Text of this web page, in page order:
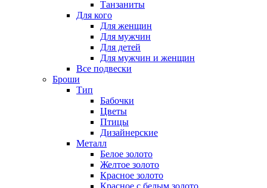
Танзаниты
Для кого
Для женщин
Для мужчин
Для детей
Для мужчин и женщин
Все подвески
Броши
Тип
Бабочки
Цветы
Птицы
Дизайнерские
Металл
Белое золото
Желтое золото
Красное золото
Красное с белым золото